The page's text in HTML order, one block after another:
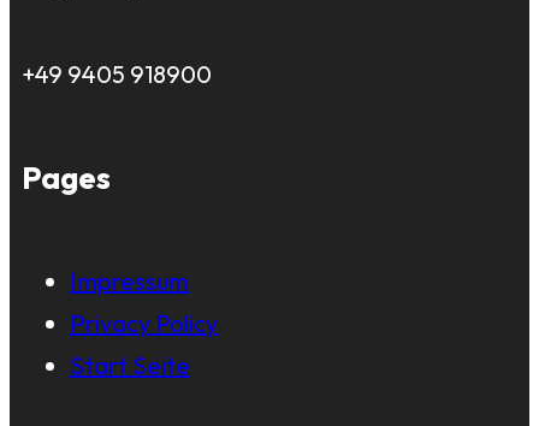
+49 9405 918900
Pages
Impressum
Privacy Policy
Start Seite